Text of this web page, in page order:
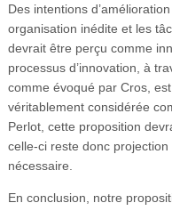
Des intentions
organisation inédite et les
devrait être perçu comme
processus d’innovation, à
comme évoqué par Cros,
véritablement considérée
Perlot, cette proposition
celle-ci reste donc
nécessaire.
En conclusion, notre